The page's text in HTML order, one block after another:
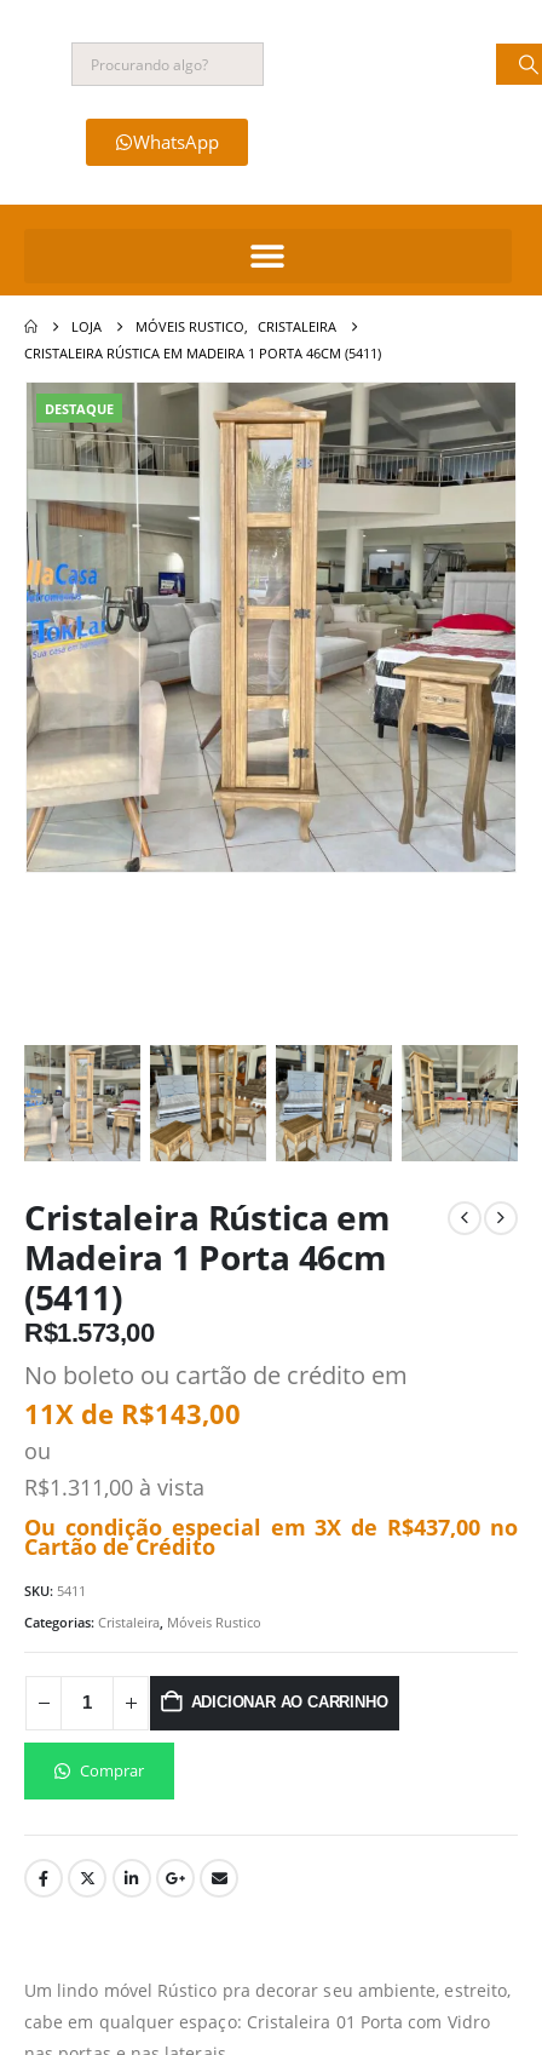
WhatsApp
LOJA MÓVEIS RUSTICO
CRISTALEIRA
CRISTALEIRA RÚSTICA EM MADEIRA 1 PORTA 46CM (5411)
DESTAQUE
Cristaleira Rústica em
Madeira 1 Porta 46cm
(5411)
R$1.573,00
No boleto ou cartão de crédito em
11X de R$143,00
ou
R$1.311,00 à vista
Ou condição especial em 3X de R$437,00 no
Cartão de Crédito
SKU: 5411
Categorias: Cristaleira Móveis Rustico
ADICIONAR AO CARRINHO
Comprar
Um lindo móvel Rústico pra decorar seu ambiente, estreito,
cabe em qualquer espaço: Cristaleira 01 Porta com Vidro